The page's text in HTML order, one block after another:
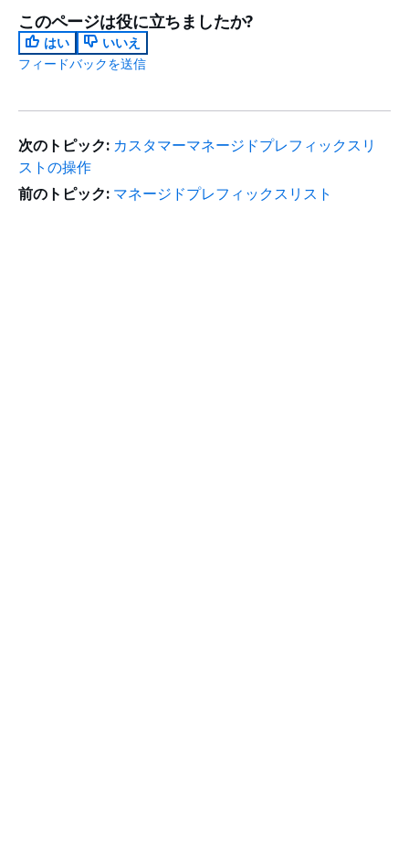
このページは役に立ちましたか?
はい
いいえ
フィードバックを送信
次のトピック: カスタマーマネージドプレフィックスリ
ストの操作
前のトピック: マネージドプレフィックスリスト